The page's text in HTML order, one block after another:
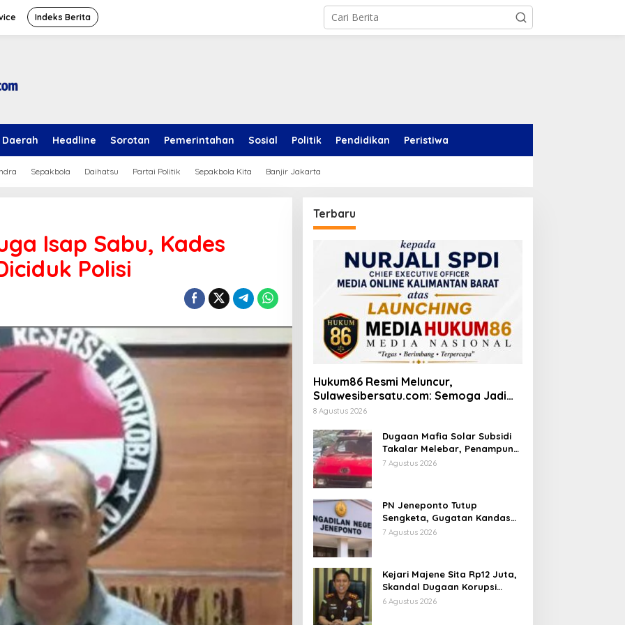
Indeks Berita
Daerah Headline Sorotan Pemerintahan Sosial Politik Pendidikan Peristiwa
Sepakbola Daihatsu Partai Politik Sepakbola Kita Banjir Jakarta
Isap Sabu, Kades
Polisi
Terbaru
Hukum86 Resmi Meluncur,
Sulawesibersatu.com: Semoga Jadi
Pilar Informasi Hukum yang
8 Agustus 2026
Dugaan Mafia Solar Subsidi
Takalar Melebar, Penampung
Baru Disebut Muncul
7 Agustus 2026
PN Jeneponto Tutup
Sengketa, Gugatan Kandas
dan Inkracht Sejak 2022
7 Agustus 2026
Kejari Majene Sita Rp12 Juta,
Skandal Dugaan Korupsi
Dana Guru dan TPP Mulai
6 Agustus 2026